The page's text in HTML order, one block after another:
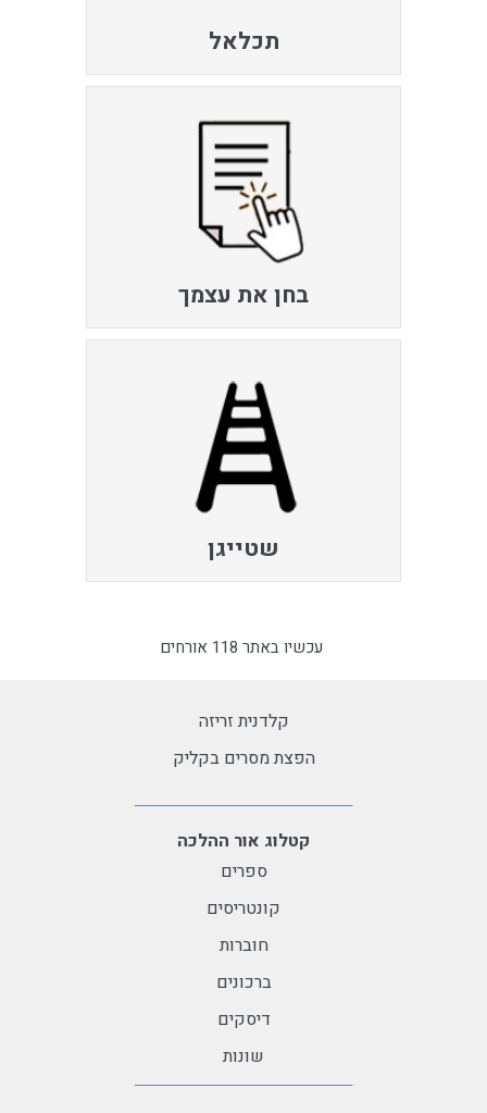
תכלאל
בחן את עצמך
שטייגן
עכשיו באתר 118 אורחים
קלדנית זריזה
הפצת מסרים בקליק
קטלוג אור ההלכה
ספרים
קונטריסים
חוברות
ברכונים
דיסקים
שונות